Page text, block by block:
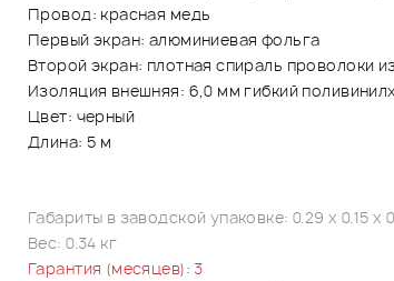
Провод: красная медь
Первый экран: алюминиевая фольга
Второй экран: плотная спираль проволоки
Изоляция внешняя: 6,0 мм гибкий
Цвет: черный
Длина: 5 м
Габариты в заводской упаковке: 0.29 x 0.15 x
Вес: 0.34 кг
Гарантия (месяцев): 3